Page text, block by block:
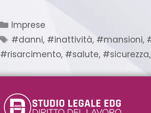
Imprese
#danni, #inattività, #mansioni,
#risarcimento, #salute, #sicurezza,